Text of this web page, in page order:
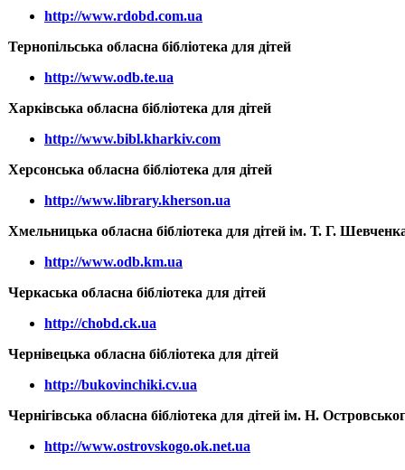
http://www.rdobd.com.ua
Тернопільська обласна бібліотека для дітей
http://www.odb.te.ua
Харківська обласна бібліотека для дітей
http://www.bibl.kharkiv.com
Херсонська обласна бібліотека для дітей
http://www.library.kherson.ua
Хмельницька обласна бібліотека для дітей ім. Т. Г.
http://www.odb.km.ua
Черкаська обласна бібліотека для дітей
http://chobd.ck.ua
Чернівецька обласна бібліотека для дітей
http://bukovinchiki.cv.ua
Чернігівська обласна бібліотека для дітей ім. Н.
http://www.ostrovskogo.ok.net.ua